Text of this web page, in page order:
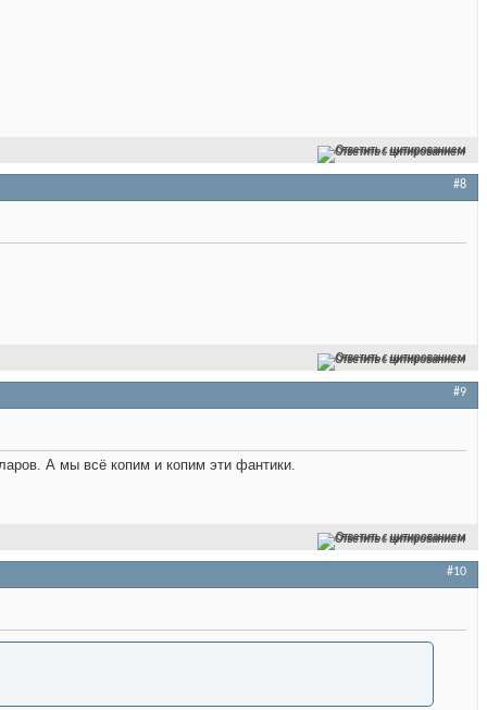
Ответить с цитированием
#8
Ответить с цитированием
#9
А мы всё копим и копим эти фантики.
Ответить с цитированием
#10